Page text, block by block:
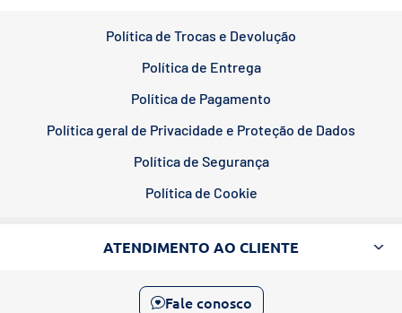
Política de Trocas e Devolução
Política de Entrega
Política de Pagamento
Política geral de Privacidade e Proteção de Dados
Política de Segurança
Política de Cookie
ATENDIMENTO AO CLIENTE
Fale conosco